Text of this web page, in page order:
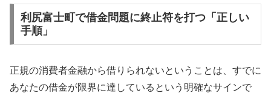
利尻富士町で借金問題に終止符を打つ「正しい
手順」
正規の消費者金融から借りられないということは、すでに
あなたの借金が限界に達しているという明確なサインで